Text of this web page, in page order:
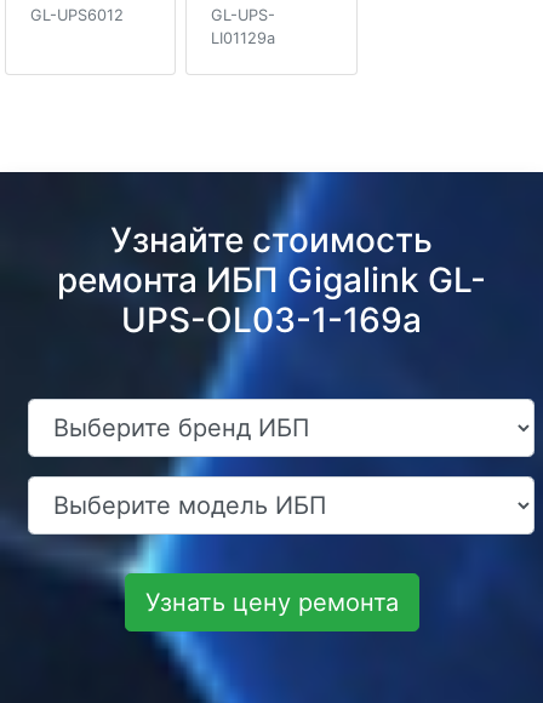
GL-UPS6012
GL-UPS-
LI01129a
Узнайте стоимость
ремонта ИБП Gigalink GL-
UPS-OL03-1-169a
Узнать цену ремонта